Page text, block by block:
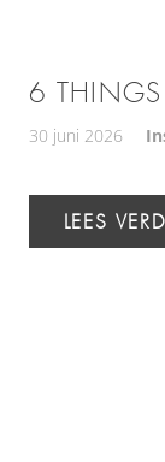
6
30 juni 2026
LEES